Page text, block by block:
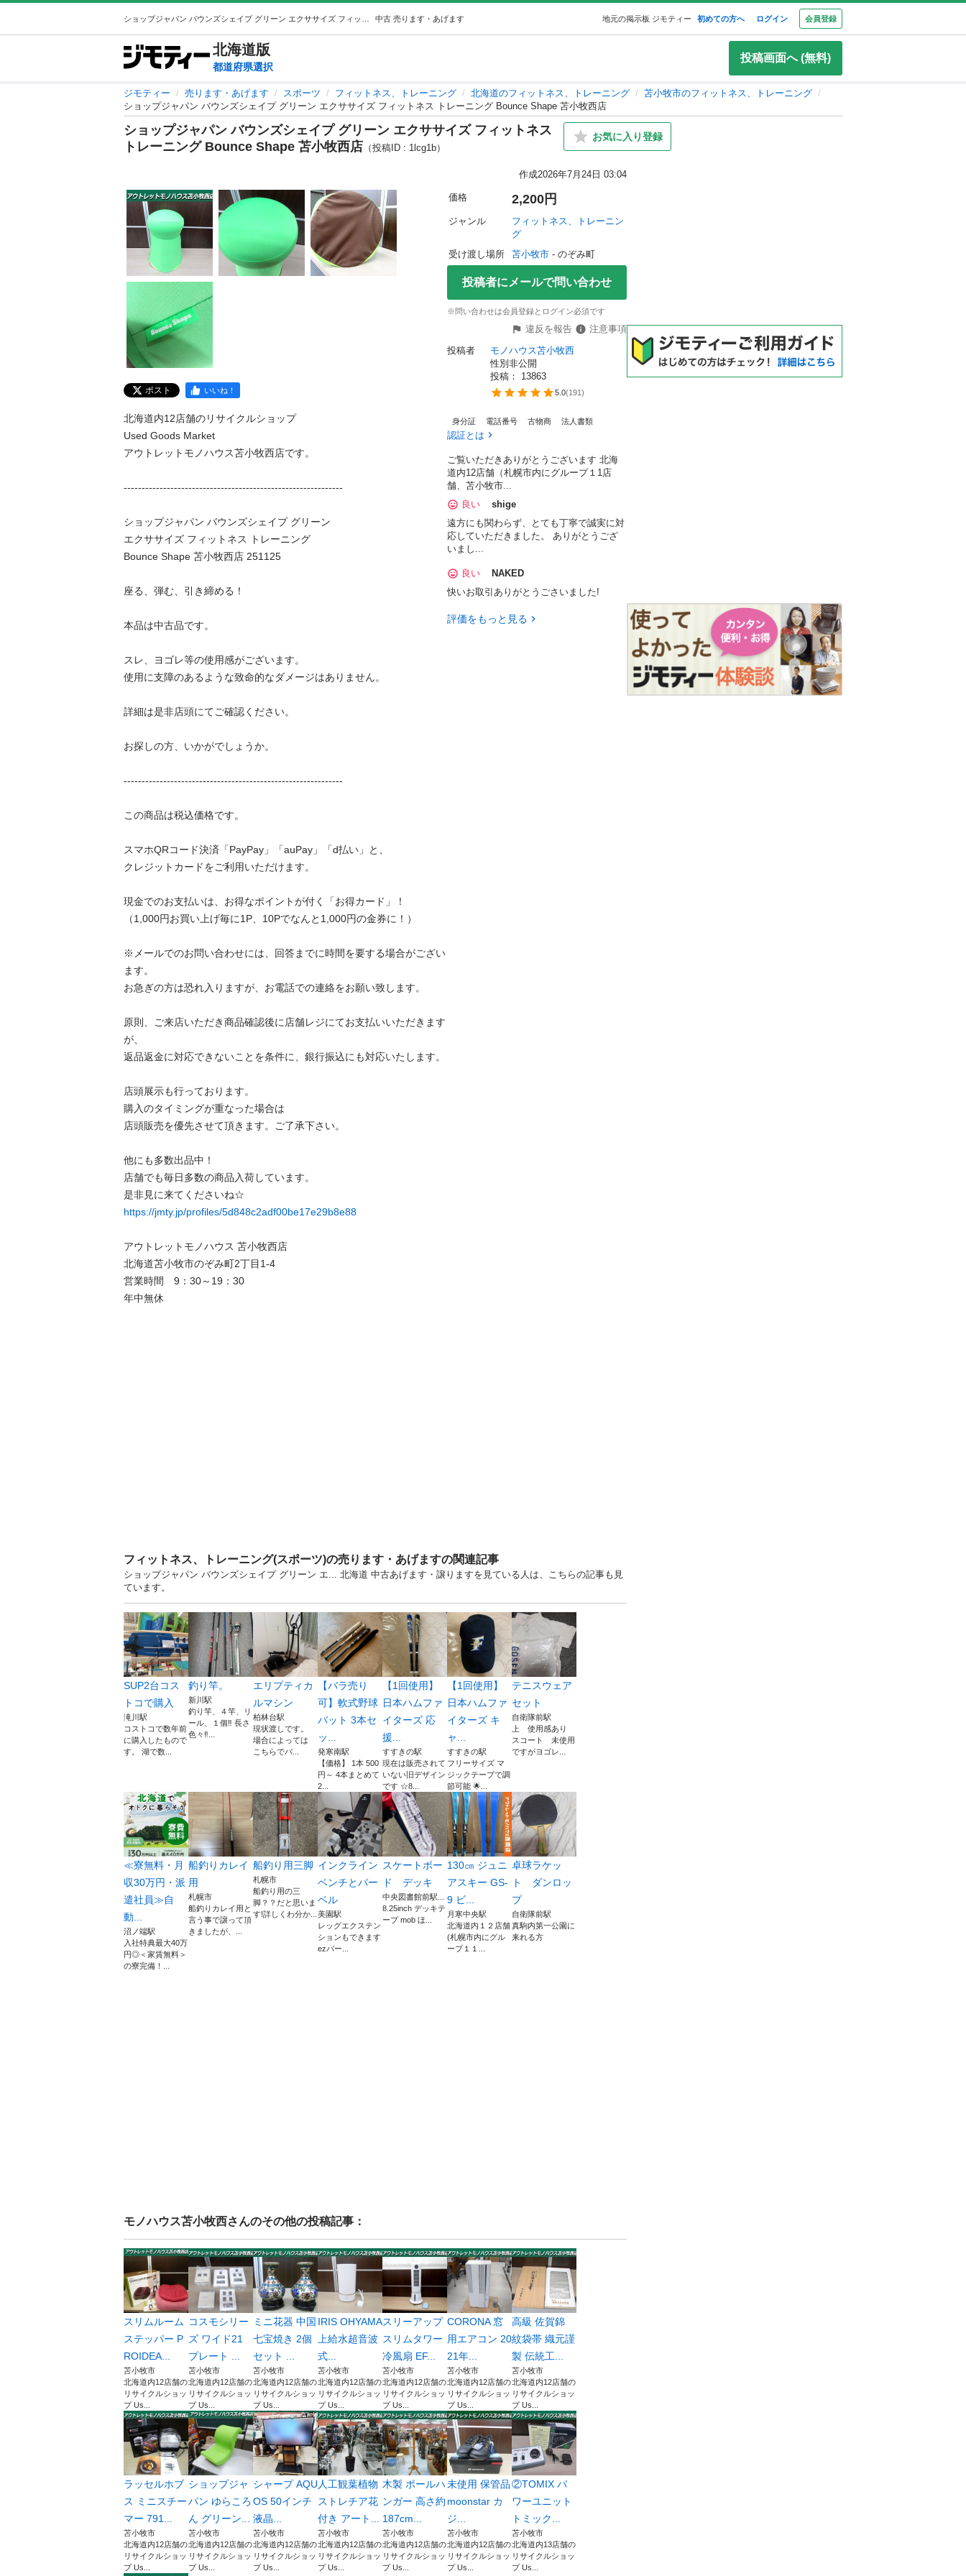
中古 売ります・あげます 地元の掲示板 ジモティー 初めての方へ ログイン 会員登録
北海道版
都道府県選択
投稿画面へ (無料)
ジモティー 売ります・あげます スポーツ フィットネス、トレーニング 北海道のフィットネス、トレーニング
苫小牧市のフィットネス、トレーニング
ショップジャパン バウンズシェイプ グリーン エクササイズ フィットネス トレーニング Bounce Shape 苫小牧西店
ショップジャパン バウンズシェイプ グリーン エクササイズ フィットネス
トレーニング Bounce Shape 苫小牧西店 （投稿ID : 1lcg1b）
お気に入り登録
作成2026年7月24日 03:04
ポスト いいね！
北海道内12店舗のリサイクルショップ
Used Goods Market
アウトレットモノハウス苫小牧西店です。
-------------------------------------------------------------
ショップジャパン バウンズシェイプ グリーン
エクササイズ フィットネス トレーニング
Bounce Shape 苫小牧西店 251125
座る、弾む、引き締める！
本品は中古品です。
スレ、ヨゴレ等の使用感がございます。
使用に支障のあるような致命的なダメージはありません。
詳細は是非店頭にてご確認ください。
お探しの方、いかがでしょうか。
-------------------------------------------------------------
この商品は税込価格です。
スマホQRコード決済「PayPay」「auPay」「d払い」と、
クレジットカードをご利用いただけます。
現金でのお支払いは、お得なポイントが付く「お得カード」！
（1,000円お買い上げ毎に1P、10Pでなんと1,000円の金券に！）
※メールでのお問い合わせには、回答までに時間を要する場合がござい
ます。
お急ぎの方は恐れ入りますが、お電話での連絡をお願い致します。
原則、ご来店いただき商品確認後に店舗レジにてお支払いいただきます
が、
返品返金に対応できないことを条件に、銀行振込にも対応いたします。
店頭展示も行っております。
購入のタイミングが重なった場合は
店頭販売を優先させて頂きます。ご了承下さい。
他にも多数出品中！
店舗でも毎日多数の商品入荷しています。
https://jmty.jp/profiles/5d848c2adf00be17e29b8e88
アウトレットモノハウス 苫小牧西店
北海道苫小牧市のぞみ町2丁目1-4
営業時間　9：30～19：30
価格 2,200円
ジャンル
フィットネス、トレーニン
グ
受け渡し場所
苫小牧市 - のぞみ町
投稿者にメールで問い合わせ
※問い合わせは会員登録とログイン必須です
違反を報告
注意事項
投稿者
モノハウス苫小牧西
性別非公開
投稿： 13863
5.0(191)
身分証 電話番号 古物商 法人書類
認証とは
ご覧いただきありがとうございます 北海
道内12店舗（札幌市内にグループ１1店
舗、苫小牧市...
良い
shige
遠方にも関わらず、とても丁寧で誠実に対
応していただきました。 ありがとうござ
いまし...
良い
NAKED
快いお取引ありがとうごさいました!
評価をもっと見る
フィットネス、トレーニング(スポーツ)の売ります・あげますの関連記事
ショップジャパン バウンズシェイプ グリーン エ... 北海道 中古あげます・譲りますを見ている人は、こちらの記事も見
ています。
SUP2台コス
トコで購入
滝川駅
コストコで数年前
に購入したもので
す。 湖で数...
釣り竿。
新川駅
釣り竿、４竿、リ
ール、１個‼️ 長さ
色々‼️...
エリプティカ
ルマシン
柏林台駅
現状渡しです。
場合によっては
こちらでバ...
【バラ売り
可】軟式野球
バット 3本セ
ッ...
発寒南駅
【価格】 1本 500
円～ 4本まとめて
2...
【1回使用】
日本ハムファ
イターズ 応
援...
すすきの駅
現在は販売されて
いない旧デザイン
です ☆8...
【1回使用】
日本ハムファ
イターズ キ
ャ...
すすきの駅
フリーサイズ マ
ジックテープで調
節可能 🌟...
テニスウェア
セット
自衛隊前駅
上 使用感あり
スコート 未使用
ですがヨゴレ...
≪寮無料・月
収30万円・派
遣社員≫自
動...
沼ノ端駅
入社特典最大40万
円◎＜家賃無料＞
の寮完備！...
船釣りカレイ
用
札幌市
船釣りカレイ用と
言う事で譲って頂
きましたが、...
船釣り用三脚
札幌市
船釣り用の三
脚？？だと思いま
す!詳しくわ分か...
インクライン
ベンチとバー
ベル
美園駅
レッグエクステン
ションもできます
ezバー...
スケートボー
ド デッキ
中央図書館前駅...
8.25inch デッキテ
ープ mob ほ...
130㎝ ジュニ
アスキー GS-
9 ビ...
月寒中央駅
北海道内１２店舗
(札幌市内にグル
ープ１１...
卓球ラケッ
ト ダンロッ
プ
自衛隊前駅
真駒内第一公園に
来れる方
モノハウス苫小牧西さんのその他の投稿記事：
スリムルーム
ステッパー P
ROIDEA...
苫小牧市
北海道内12店舗の
リサイクルショッ
プ Us...
コスモシリー
ズ ワイド21
プレート ...
苫小牧市
北海道内12店舗の
リサイクルショッ
プ Us...
ミニ花器 中国
七宝焼き 2個
セット ...
苫小牧市
北海道内12店舗の
リサイクルショッ
プ Us...
IRIS OHYAMA
上給水超音波
式...
苫小牧市
北海道内12店舗の
リサイクルショッ
プ Us...
スリーアップ
スリムタワー
冷風扇 EF...
苫小牧市
北海道内12店舗の
リサイクルショッ
プ Us...
CORONA 窓
用エアコン 20
21年...
苫小牧市
北海道内12店舗の
リサイクルショッ
プ Us...
高級 佐賀錦
紋袋帯 織元謹
製 伝統工...
苫小牧市
北海道内12店舗の
リサイクルショッ
プ Us...
ラッセルホブ
ス ミニスチー
マー 791...
苫小牧市
北海道内12店舗の
リサイクルショッ
プ Us...
ショップジャ
パン ゆらころ
ん グリーン...
苫小牧市
北海道内12店舗の
リサイクルショッ
プ Us...
シャープ AQU
OS 50インチ
液晶...
苫小牧市
北海道内12店舗の
リサイクルショッ
プ Us...
人工観葉植物
ストレチア花
付き アート...
苫小牧市
北海道内12店舗の
リサイクルショッ
プ Us...
木製 ポールハ
ンガー 高さ約
187cm...
苫小牧市
北海道内12店舗の
リサイクルショッ
プ Us...
未使用 保管品
moonstar カ
ジ...
苫小牧市
北海道内12店舗の
リサイクルショッ
プ Us...
②TOMIX パ
ワーユニット
トミック...
苫小牧市
北海道内13店舗の
リサイクルショッ
プ Us...